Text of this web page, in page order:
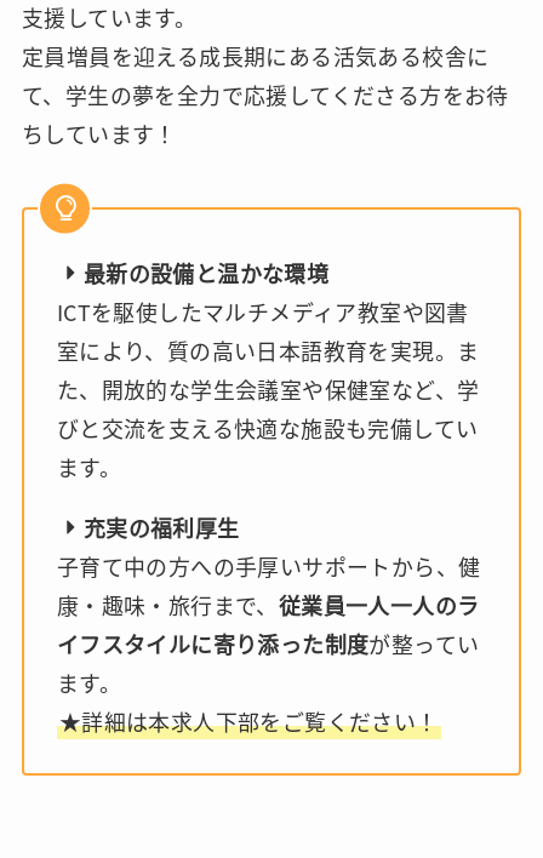
支援しています。
定員増員を迎える成長期にある活気ある校舎に
て、学生の夢を全力で応援してくださる方をお待
ちしています！
最新の設備と温かな環境
ICTを駆使したマルチメディア教室や図書
室により、質の高い日本語教育を実現。ま
た、開放的な学生会議室や保健室など、学
びと交流を支える快適な施設も完備してい
ます。
充実の福利厚生
子育て中の方への手厚いサポートから、健
康・趣味・旅行まで、 従業員一人一人のラ
イフスタイルに寄り添った制度が整ってい
ます。
★詳細は本求人下部をご覧ください！